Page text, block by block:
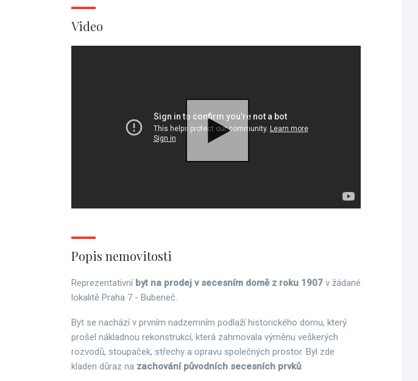
Video
Popis nemovitosti
Reprezentativní byt na prodej v secesním domě z roku 1907 v žádané
lokalitě Praha 7 - Bubeneč.
Byt se nachází v prvním nadzemním podlaží historického domu, který
prošel nákladnou rekonstrukcí, která zahrnovala výměnu veškerých
rozvodů, stoupaček, střechy a opravu společných prostor. Byl zde
kladen důraz na zachování původních secesních prvků.